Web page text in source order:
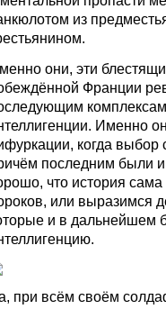
из
они, эти
Франции
Именно
когда
последним были
что история
или выразимся
и в дальнейшем
при всём своём